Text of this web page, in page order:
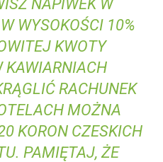
NAPIWEK W
WYSOKOŚCI 10%
KWOTY
KAWIARNIACH
RACHUNEK
MOŻNA
KORON CZESKICH
PAMIĘTAJ, ŻE